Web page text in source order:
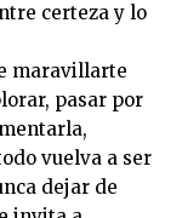
certeza y lo
maravillarte
pasar por
vuelva a ser
dejar de